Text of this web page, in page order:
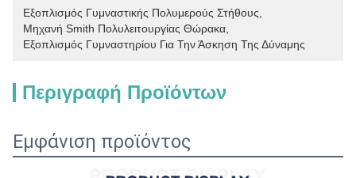
Εξοπλισμός Γυμναστικής Πολυμερούς Στήθους
Μηχανή Smith Πολυλειτουργίας Θώρακα
Εξοπλισμός Γυμναστηρίου Για Την Άσκηση Της Δύναμης
Περιγραφή Προϊόντων
Εμφάνιση προϊόντος